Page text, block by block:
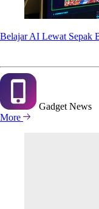
Belajar AI Lewat Sepak
Gadget News
More